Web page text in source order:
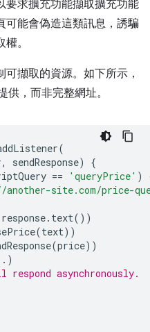
要求擴充功能擷取擴充功能
可能會偽造這類訊息，誘騙
。
擷取的資源。如下所示，
供，而非完整網址。
(
, sendResponse)
{
== 'queryPrice' )
site.com/price-
response. text())
(text))
(price))
asynchronously.